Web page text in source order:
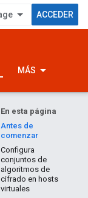
ACCEDER
MÁS
En esta página
Antes de
comenzar
Configura
conjuntos de
algoritmos de
cifrado en hosts
virtuales